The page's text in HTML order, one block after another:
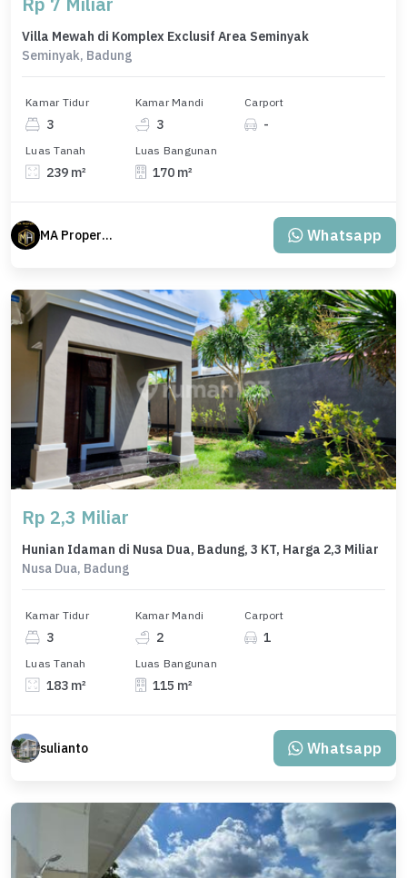
Villa Mewah di Komplex Exclusif Area Seminyak
Seminyak, Badung
Kamar Tidur
3
Kamar Mandi
3
Carport
-
Luas Tanah
239 m²
Luas Bangunan
170 m²
MA Properti Agent Whatsapp
Rp 2,3 Miliar
Hunian Idaman di Nusa Dua, Badung, 3 KT, Harga 2,3 Miliar
Nusa Dua, Badung
Kamar Tidur
3
Kamar Mandi
2
Carport
1
Luas Tanah
183 m²
Luas Bangunan
115 m²
sulianto Whatsapp